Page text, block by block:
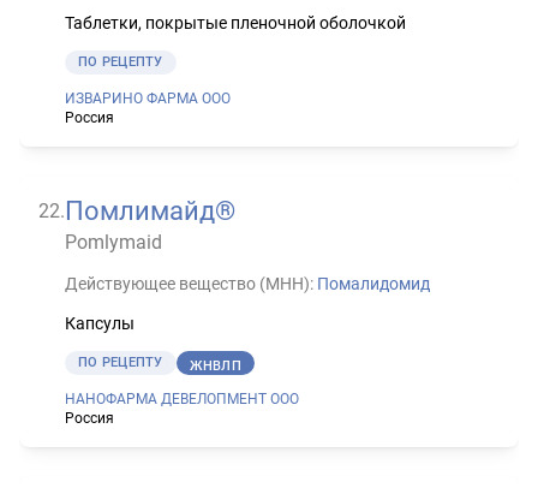
Таблетки, покрытые пленочной оболочкой
ПО РЕЦЕПТУ
ИЗВАРИНО ФАРМА ООО
Россия
22.Помлимайд®
Pomlymaid
Действующее вещество (МНН): Помалидомид
Капсулы
ПО РЕЦЕПТУ ЖНВЛП
НАНОФАРМА ДЕВЕЛОПМЕНТ ООО
Россия